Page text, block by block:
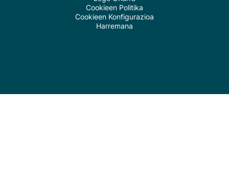
Cookieen Politika
Cookieen Konfigurazioa
Harremana